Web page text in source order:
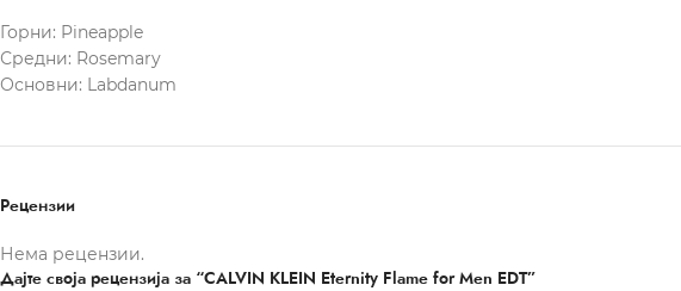
Горни: Pineapple
Средни: Rosemary
Основни: Labdanum
Рецензии
Нема рецензии.
Дајте своја рецензија за “CALVIN KLEIN Eternity Flame for Men EDT”